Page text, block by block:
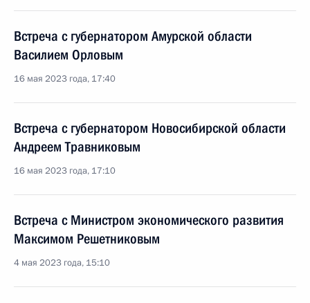
Встреча с губернатором Амурской области
Василием Орловым
16 мая 2023 года, 17:40
Встреча с губернатором Новосибирской области
Андреем Травниковым
16 мая 2023 года, 17:10
Встреча с Министром экономического развития
Максимом Решетниковым
4 мая 2023 года, 15:10